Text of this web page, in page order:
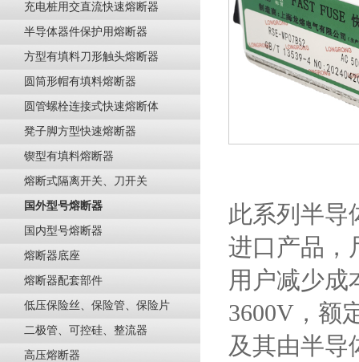
充电桩用交直流快速熔断器
半导体器件保护用熔断器
方型有填料刀形触头熔断器
圆筒形帽有填料熔断器
圆管螺栓连接式快速熔断体
凳子脚方型快速熔断器
锲型有填料熔断器
熔断式隔离开关、刀开关
国外型号熔断器
国内型号熔断器
熔断器底座
熔断器配套部件
低压保险丝、保险管、保险片
二极管、可控硅、整流器
高压熔断器
此系列半导
进口产品，
用户减少成
3600V ，额
及其由半导